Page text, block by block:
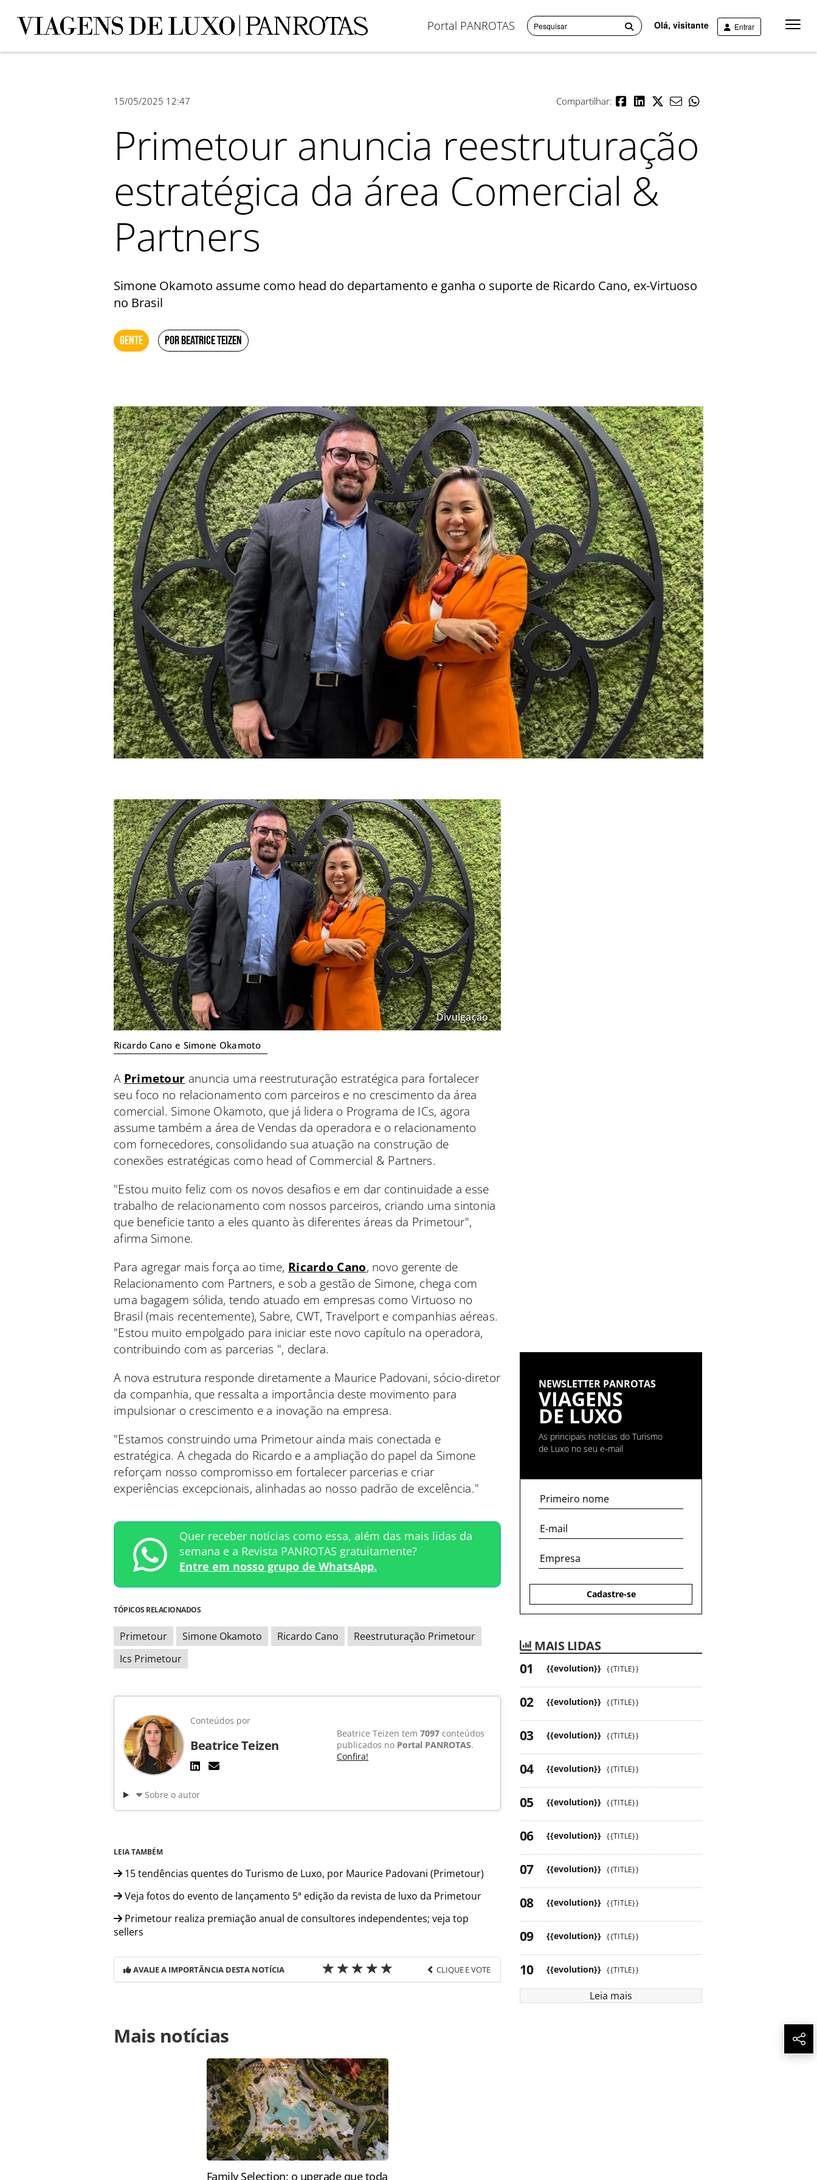
Portal PANROTAS Olá, visitante Entrar
Menu
15/05/2025 12:47 Compartilhar:
Primetour anuncia reestruturação
estratégica da área Comercial &
Partners
Simone Okamoto assume como head do departamento e ganha o suporte de Ricardo Cano, ex-Virtuoso
no Brasil
GENTE POR BEATRICE TEIZEN
Divulgação
Ricardo Cano e Simone Okamoto
A Primetour anuncia uma reestruturação estratégica para fortalecer
seu foco no relacionamento com parceiros e no crescimento da área
comercial. Simone Okamoto, que já lidera o Programa de ICs, agora
assume também a área de Vendas da operadora e o relacionamento
com fornecedores, consolidando sua atuação na construção de
conexões estratégicas como head of Commercial & Partners.
"Estou muito feliz com os novos desafios e em dar continuidade a esse
trabalho de relacionamento com nossos parceiros, criando uma sintonia
que beneficie tanto a eles quanto às diferentes áreas da Primetour",
afirma Simone.
Para agregar mais força ao time, Ricardo Cano, novo gerente de
Relacionamento com Partners, e sob a gestão de Simone, chega com
uma bagagem sólida, tendo atuado em empresas como Virtuoso no
Brasil (mais recentemente), Sabre, CWT, Travelport e companhias aéreas.
"Estou muito empolgado para iniciar este novo capítulo na operadora,
contribuindo com as parcerias ", declara.
A nova estrutura responde diretamente a Maurice Padovani, sócio-diretor
da companhia, que ressalta a importância deste movimento para
impulsionar o crescimento e a inovação na empresa.
"Estamos construindo uma Primetour ainda mais conectada e
estratégica. A chegada do Ricardo e a ampliação do papel da Simone
reforçam nosso compromisso em fortalecer parcerias e criar
experiências excepcionais, alinhadas ao nosso padrão de excelência."
Quer receber notícias como essa, além das mais lidas da
semana e a Revista PANROTAS gratuitamente?
Entre em nosso grupo de WhatsApp.
TÓPICOS RELACIONADOS
Primetour Simone Okamoto Ricardo Cano
Reestruturação Primetour
Ics Primetour
Conteúdos por
Beatrice Teizen
Beatrice Teizen tem 7097 conteúdos
publicados no Portal PANROTAS.
Confira!
Sobre o autor
LEIA TAMBÉM
15 tendências quentes do Turismo de Luxo, por Maurice Padovani (Primetour)
Veja fotos do evento de lançamento 5ª edição da revista de luxo da Primetour
Primetour realiza premiação anual de consultores independentes; veja top
sellers
AVALIE A IMPORTÂNCIA DESTA NOTÍCIA CLIQUE E VOTE
https://www.panrotas.com.br/viagens-de-luxo/gente/2025/05/primetour-anuncia-
reestruturacao-estrategica-da-area-comercial-partners_217442.html ou as ferramentas
oferecidas na página. Todo o conteúdo produzido pela PANROTAS Editora é protegido
pela legislação brasileira sobre direito autoral. Não reproduza o conteúdo sem
autorização da PANROTAS Editora (copyright@panrotas.com.br).
Mais notícias
Family Selection: o upgrade que toda
NEWSLETTER PANROTAS
VIAGENS
DE LUXO
As principais notícias do Turismo
de Luxo no seu e-mail
Cadastre-se
MAIS LIDAS
{{evolution}} {{TITLE}}
{{evolution}} {{TITLE}}
{{evolution}} {{TITLE}}
{{evolution}} {{TITLE}}
{{evolution}} {{TITLE}}
{{evolution}} {{TITLE}}
{{evolution}} {{TITLE}}
{{evolution}} {{TITLE}}
{{evolution}} {{TITLE}}
{{evolution}} {{TITLE}}
Leia mais